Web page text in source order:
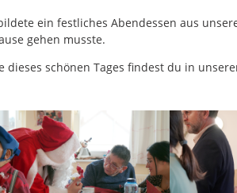
ein festliches Abendessen aus
gehen musste.
dieses schönen Tages findest du in